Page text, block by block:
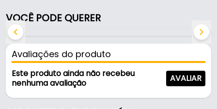
por parafuso.
Características:
- Marca: Matex
- Modelo: 4"
- Material do corpo: Alumínio
- Acabamento: Preto
VOCÊ PODE QUERER
Avaliações do produto
Este produto ainda não recebeu
nenhuma avaliação
AVALIAR